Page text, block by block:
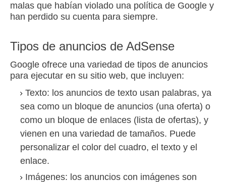
malas que habían violado una política de Google y
han perdido su cuenta para siempre.
Tipos de anuncios de AdSense
Google ofrece una variedad de tipos de anuncios
para ejecutar en su sitio web, que incluyen:
Texto: los anuncios de texto usan palabras, ya
sea como un bloque de anuncios (una oferta) o
como un bloque de enlaces (lista de ofertas), y
vienen en una variedad de tamaños. Puede
personalizar el color del cuadro, el texto y el
enlace.
Imágenes: los anuncios con imágenes son